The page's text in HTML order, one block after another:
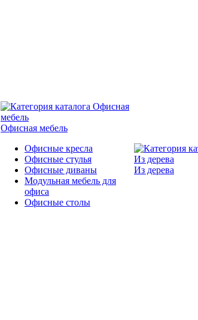
Офисная мебель
Офисные кресла
Офисные стулья
Офисные диваны
Модульная мебель для
офиса
Офисные столы
Из дерева